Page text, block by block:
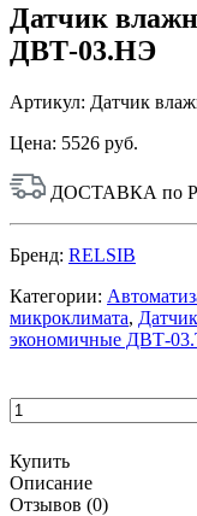
Датчик
ДВТ-03.НЭ
Артикул: Датчик
Цена: 5526 руб.
ДОСТАВКА по
Бренд: RELSIB
Категории:
микроклимата,
экономичные ДВТ-
Купить
Описание
Отзывов (0)